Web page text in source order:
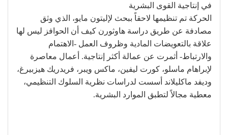
في إنتاجية القوى البشرية
الحركة تم تنظيمها لاحقاً ببحث لإليتون مايو، الذي وثق
مصادفة عن طريق دراسة هاوثورن كيف أن الحوافز ليس لها
علاقة بالتعويضات المادية وظروف العمل -الاهتمام
والارتباط- أثمرت عن عمالة أكثر إنتاجية. أعمال معاصرة
لإبراهام ماسلو، كورت ليفين، ماكس ويبر، فريدريك هيزبيرغ،
وديفد ماكليلاند أسست لدراسات نظرية السلوك التنظيمي،
معطية مجالاً لتطبق الموارد البشرية.